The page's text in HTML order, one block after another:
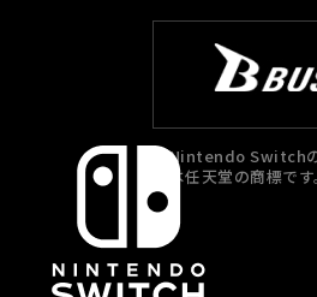
Nintendo Switch
は任天堂の商標です